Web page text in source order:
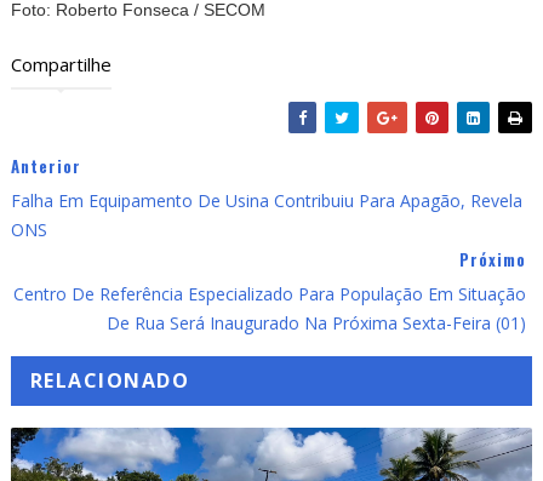
Foto: Roberto Fonseca / SECOM
Compartilhe
Anterior
Falha Em Equipamento De Usina Contribuiu Para Apagão, Revela
ONS
Próximo
Centro De Referência Especializado Para População Em Situação
De Rua Será Inaugurado Na Próxima Sexta-Feira (01)
RELACIONADO